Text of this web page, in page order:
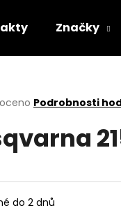
Značky
Podrobnosti
do 2 dnů